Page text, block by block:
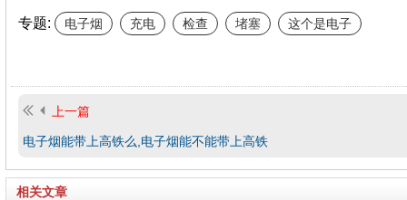
专题: 电子烟 充电 检查 堵塞 这个是电子
上一篇
电子烟能带上高铁么,电子烟能不能带上高铁
相关文章